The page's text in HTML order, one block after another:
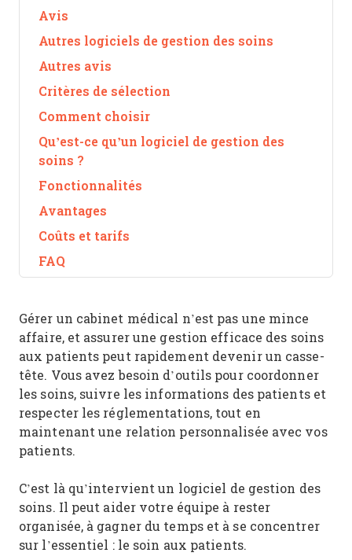
Avis
Autres logiciels de gestion des soins
Autres avis
Critères de sélection
Comment choisir
Qu’est-ce qu’un logiciel de gestion des
soins ?
Fonctionnalités
Avantages
Coûts et tarifs
FAQ
Gérer un cabinet médical n’est pas une mince
affaire, et assurer une gestion efficace des soins
aux patients peut rapidement devenir un casse-
tête. Vous avez besoin d’outils pour coordonner
les soins, suivre les informations des patients et
respecter les réglementations, tout en
maintenant une relation personnalisée avec vos
patients.
C’est là qu’intervient un logiciel de gestion des
soins. Il peut aider votre équipe à rester
organisée, à gagner du temps et à se concentrer
sur l’essentiel : le soin aux patients.